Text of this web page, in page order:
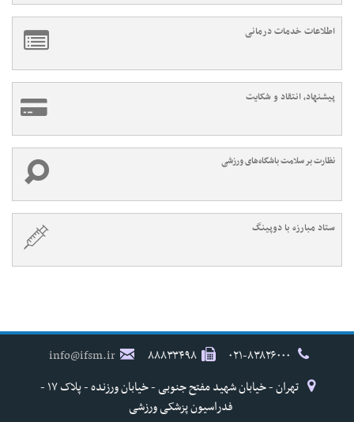
اطلاعات خدمات درمانی
پیشنهاد، انتقاد و شکایت
نظارت بر سلامت باشگاه‌های ورزشی
ستاد مبارزه با دوپینگ
۸۸۸۳۳۴۹۸
info@ifsm.ir
تهران - خیابان شهید مفتح جنوبی - خیابان ورزنده - پلاک ۱۷ -
فدراسیون پزشکی ورزشی